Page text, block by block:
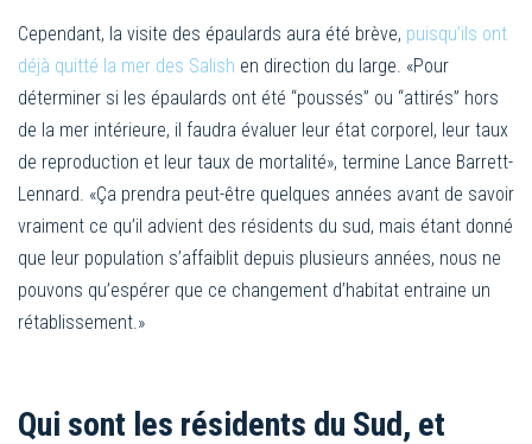
Cependant, la visite des épaulards aura été brève, puisqu’ils ont
déjà quitté la mer des Salish en direction du large. «Pour
déterminer si les épaulards ont été “poussés” ou “attirés” hors
de la mer intérieure, il faudra évaluer leur état corporel, leur taux
de reproduction et leur taux de mortalité», termine Lance Barrett-
Lennard. «Ça prendra peut-être quelques années avant de savoir
vraiment ce qu’il advient des résidents du sud, mais étant donné
que leur population s’affaiblit depuis plusieurs années, nous ne
pouvons qu’espérer que ce changement d’habitat entraine un
rétablissement.»
Qui sont les résidents du Sud, et